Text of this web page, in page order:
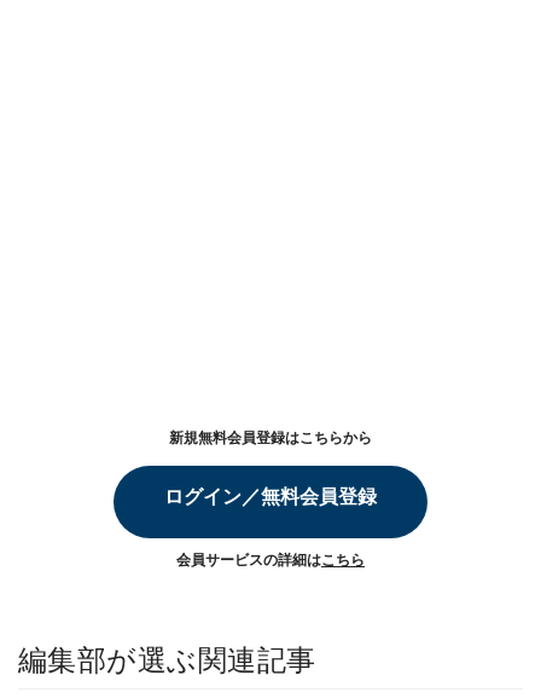
新規無料会員登録はこちらから
ログイン／無料会員登録
会員サービスの詳細はこちら
編集部が選ぶ関連記事